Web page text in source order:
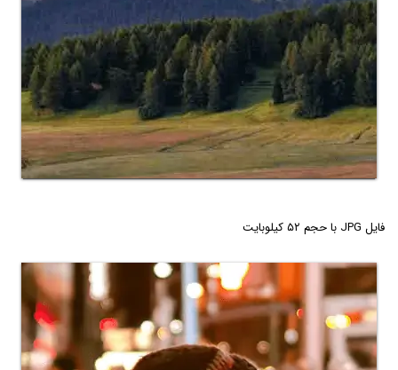
فایل JPG با حجم ۵۲ کیلوبایت